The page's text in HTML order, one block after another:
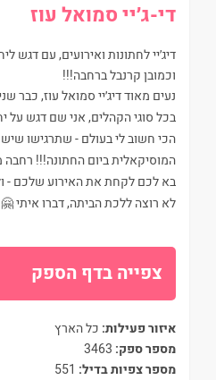
די-ג׳יי סמואל עוז
דיג׳יי לחתונות ואירועים, עם דגש
וכמובן קרנבל ברחבה!!!
נעים מאוד דיג׳יי סמואל עוז,
בכל סוגי הקהלים, אני שם דגש על
הכי חשוב לי בעולם - שתרגישו
המוסיקאלית ביום החתונה!!!
בא לכם לקחת את האירוע שלכם -
לא רוצה ללכת הביתה, דברו איתי 🤗
צפייה בדף הספק
איזור פעילות: כל הארץ
מספר ספק: 3463
מספר צפיות בדיל: